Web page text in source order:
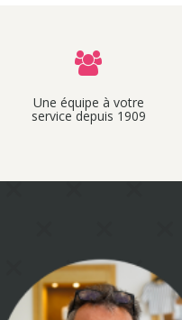
Une équipe à votre
service depuis 1909